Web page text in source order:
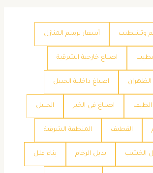
وتشطيب أسعار ترميم المنازل
اصباغ خارجية الشرقية
اصباغ داخلية الجبيل
الطيف اصباغ في الخبر الجبيل
القطيف المنطقة الشرقية
الخشب بديل الرخام بناء فلل